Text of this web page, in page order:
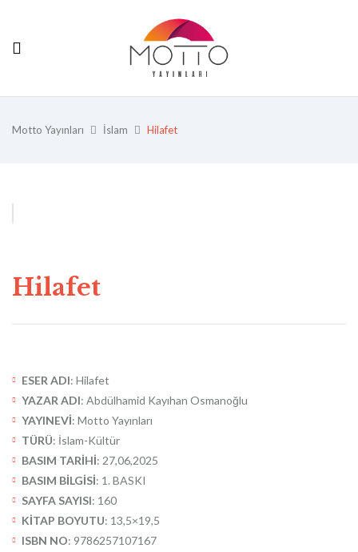
Motto Yayınları İslam Hilafet
Hilafet
ESER ADI: Hilafet
YAZAR ADI: Abdülhamid Kayıhan Osmanoğlu
YAYINEVİ: Motto Yayınları
TÜRÜ: İslam-Kültür
BASIM TARİHİ: 27,06,2025
BASIM BİLGİSİ: 1. BASKI
SAYFA SAYISI: 160
KİTAP BOYUTU: 13,5×19,5
ISBN NO: 9786257107167